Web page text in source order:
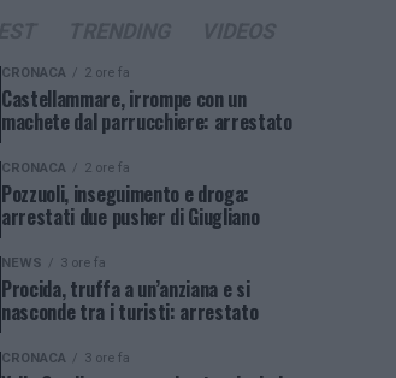
CRONACA 2 ore fa
Castellammare, irrompe con un
machete dal parrucchiere: arrestato
CRONACA 2 ore fa
Pozzuoli, inseguimento e droga:
arrestati due pusher di Giugliano
NEWS 3 ore fa
Procida, truffa a un’anziana e si
nasconde tra i turisti: arrestato
CRONACA 3 ore fa